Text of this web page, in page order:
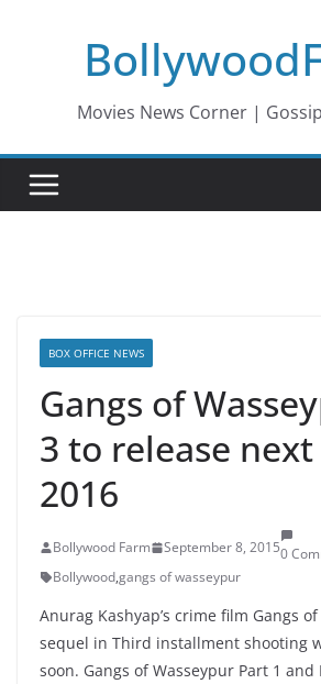
Movies News Corner |
BOX OFFICE NEWS
Gangs of
3 to release
2016
Bollywood Farm September 8, 20150
Bollywood,gangs of wasseypur
Anurag Kashyap’s crime film Gangs
sequel in Third installment shooting
soon. Gangs of Wasseypur Part 1 and